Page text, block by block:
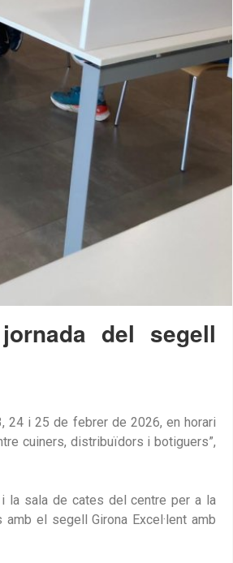
del segell
24 i 25 de febrer de 2026, en horari
cuiners, distribuïdors i botiguers”,
i la sala de cates del centre per a la
el segell Girona Excel·lent amb